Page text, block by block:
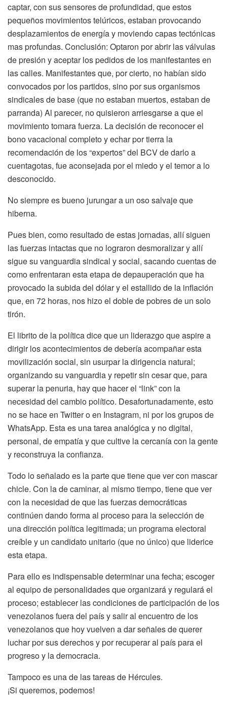
captar, con sus sensores de profundidad, que estos
pequeños movimientos telúricos, estaban provocando
desplazamientos de energía y moviendo capas tectónicas
mas profundas. Conclusión: Optaron por abrir las válvulas
de presión y aceptar los pedidos de los manifestantes en
las calles. Manifestantes que, por cierto, no habían sido
convocados por los partidos, sino por sus organismos
sindicales de base (que no estaban muertos, estaban de
parranda) Al parecer, no quisieron arriesgarse a que el
movimiento tomara fuerza. La decisión de reconocer el
bono vacacional completo y echar por tierra la
recomendación de los “expertos” del BCV de darlo a
cuentagotas, fue aconsejada por el miedo y el temor a lo
desconocido.
No siempre es bueno jurungar a un oso salvaje que
hiberna.
Pues bien, como resultado de estas jornadas, allí siguen
las fuerzas intactas que no lograron desmoralizar y allí
sigue su vanguardia sindical y social, sacando cuentas de
como enfrentaran esta etapa de depauperación que ha
provocado la subida del dólar y el estallido de la inflación
que, en 72 horas, nos hizo el doble de pobres de un solo
tirón.
El librito de la política dice que un liderazgo que aspire a
dirigir los acontecimientos de debería acompañar esta
movilización social, sin usurpar la dirigencia natural;
organizando su vanguardia y repetir sin cesar que, para
superar la penuria, hay que hacer el “link” con la
necesidad del cambio político. Desafortunadamente, esto
no se hace en Twitter o en Instagram, ni por los grupos de
WhatsApp. Esta es una tarea analógica y no digital,
personal, de empatía y que cultive la cercanía con la gente
y reconstruya la confianza.
Todo lo señalado es la parte que tiene que ver con mascar
chicle. Con la de caminar, al mismo tiempo, tiene que ver
con la necesidad de que las fuerzas democráticas
continúen dando forma al proceso para la selección de
una dirección política legitimada; un programa electoral
creíble y un candidato unitario (que no único) que liderice
esta etapa.
Para ello es indispensable determinar una fecha; escoger
al equipo de personalidades que organizará y regulará el
proceso; establecer las condiciones de participación de los
venezolanos fuera del país y salir al encuentro de los
venezolanos que hoy vuelven a dar señales de querer
luchar por sus derechos y por recuperar al país para el
progreso y la democracia.
Tampoco es una de las tareas de Hércules.
¡Si queremos, podemos!